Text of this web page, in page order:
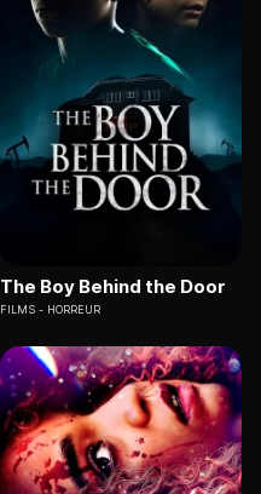
The Boy Behind the Door
FILMS HORREUR